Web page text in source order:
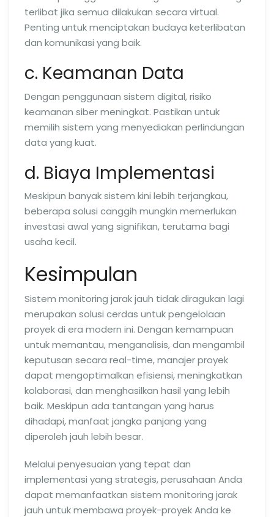
terlibat jika semua dilakukan secara virtual.
Penting untuk menciptakan budaya keterlibatan
dan komunikasi yang baik.
c. Keamanan Data
Dengan penggunaan sistem digital, risiko
keamanan siber meningkat. Pastikan untuk
memilih sistem yang menyediakan perlindungan
data yang kuat.
d. Biaya Implementasi
Meskipun banyak sistem kini lebih terjangkau,
beberapa solusi canggih mungkin memerlukan
investasi awal yang signifikan, terutama bagi
usaha kecil.
Kesimpulan
Sistem monitoring jarak jauh tidak diragukan lagi
merupakan solusi cerdas untuk pengelolaan
proyek di era modern ini. Dengan kemampuan
untuk memantau, menganalisis, dan mengambil
keputusan secara real-time, manajer proyek
dapat mengoptimalkan efisiensi, meningkatkan
kolaborasi, dan menghasilkan hasil yang lebih
baik. Meskipun ada tantangan yang harus
dihadapi, manfaat jangka panjang yang
diperoleh jauh lebih besar.
Melalui penyesuaian yang tepat dan
implementasi yang strategis, perusahaan Anda
dapat memanfaatkan sistem monitoring jarak
jauh untuk membawa proyek-proyek Anda ke